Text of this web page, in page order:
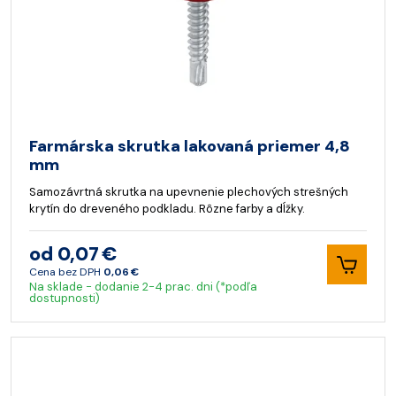
Farmárska skrutka lakovaná priemer 4,8
mm
Samozávrtná skrutka na upevnenie plechových strešných
krytín do dreveného podkladu. Rôzne farby a dĺžky.
od 0,07 €
Cena bez DPH 0,06 €
Na sklade - dodanie 2-4 prac. dni (*podľa
dostupnosti)